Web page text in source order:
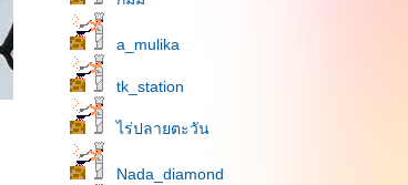
a_mulika
tk_station
ไร่ปลายตะวัน
Nada_diamond